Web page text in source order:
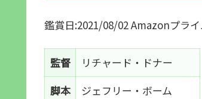
鑑賞日:2021/08/02 Amazonプラ
監督
リチャード・ドナー
脚本
ジェフリー・ボーム